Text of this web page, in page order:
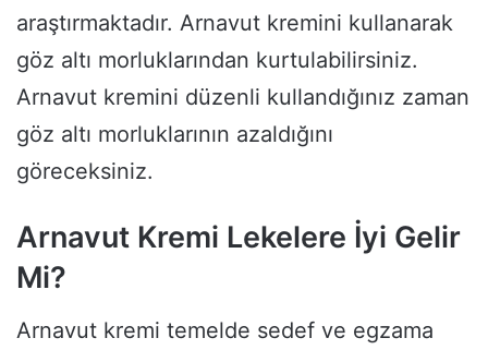
araştırmaktadır. Arnavut kremini kullanarak
göz altı morluklarından kurtulabilirsiniz.
Arnavut kremini düzenli kullandığınız zaman
göz altı morluklarının azaldığını
göreceksiniz.
Arnavut Kremi Lekelere İyi Gelir
Mi?
Arnavut kremi temelde sedef ve egzama